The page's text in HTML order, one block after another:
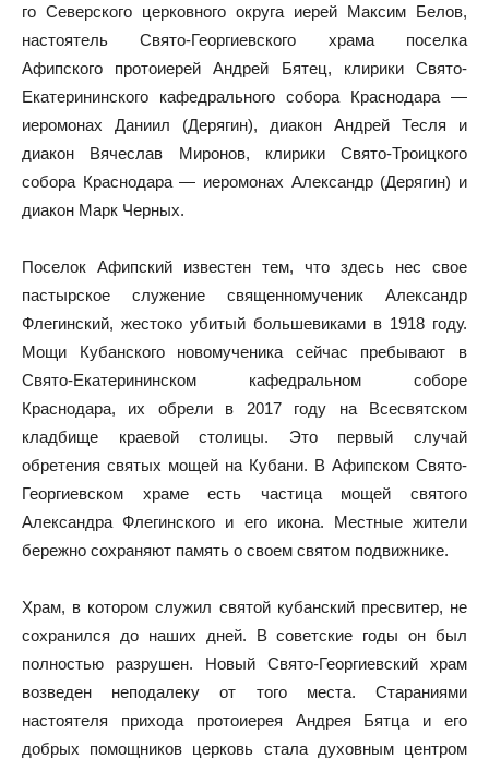
го Северского церковного округа иерей Максим Белов,
настоятель Свято-Георгиевского храма поселка
Афипского протоиерей Андрей Бятец, клирики Свято-
Екатерининского кафедрального собора Краснодара —
иеромонах Даниил (Дерягин), диакон Андрей Тесля и
диакон Вячеслав Миронов, клирики Свято-Троицкого
собора Краснодара — иеромонах Александр (Дерягин) и
диакон Марк Черных.
Поселок Афипский известен тем, что здесь нес свое
пастырское служение священномученик Александр
Флегинский, жестоко убитый большевиками в 1918 году.
Мощи Кубанского новомученика сейчас пребывают в
Свято-Екатерининском кафедральном соборе
Краснодара, их обрели в 2017 году на Всесвятском
кладбище краевой столицы. Это первый случай
обретения святых мощей на Кубани. В Афипском Свято-
Георгиевском храме есть частица мощей святого
Александра Флегинского и его икона. Местные жители
бережно сохраняют память о своем святом подвижнике.
Храм, в котором служил святой кубанский пресвитер, не
сохранился до наших дней. В советские годы он был
полностью разрушен. Новый Свято-Георгиевский храм
возведен неподалеку от того места. Стараниями
настоятеля прихода протоиерея Андрея Бятца и его
добрых помощников церковь стала духовным центром